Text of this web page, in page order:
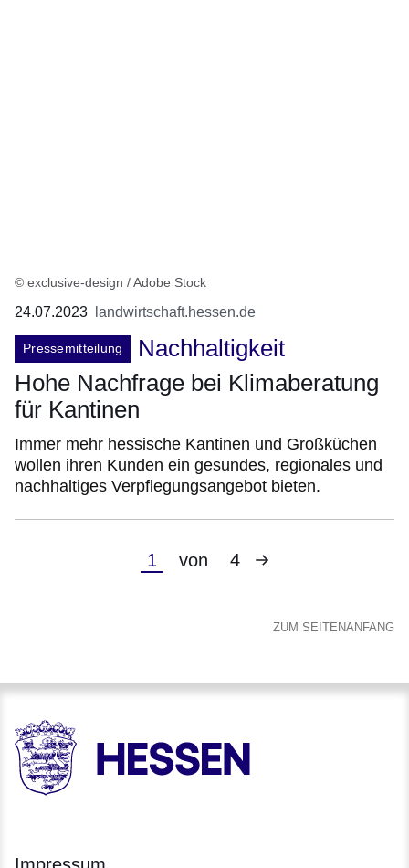
© exclusive-design / Adobe Stock
24.07.2023 landwirtschaft.hessen.de
Pressemitteilung
Nachhaltigkeit
Hohe Nachfrage bei Klimaberatung
für Kantinen
Immer mehr hessische Kantinen und Großküchen
wollen ihren Kunden ein gesundes, regionales und
nachhaltiges Verpflegungsangebot bieten.
Aktuelle
1 von 4
Nächste
ZUM SEITENANFANG
HESSEN - Hessische Landesregierung